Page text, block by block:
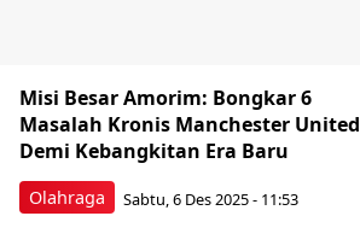
Olahraga
Misi Besar Amorim: Bongkar 6
Masalah Kronis Manchester United
Demi Kebangkitan Era Baru
Sabtu, 6 Des 2025 - 11:53